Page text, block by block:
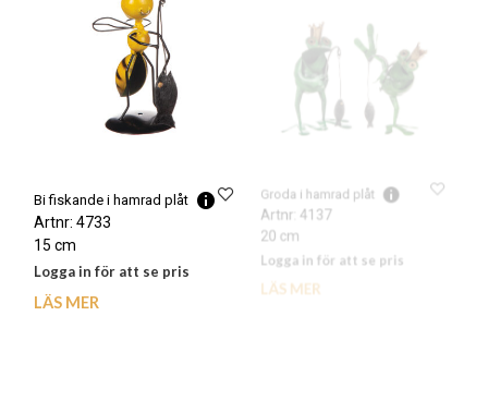
Bi fiskande i hamrad plåt
Artnr: 4733
15 cm
Logga in för att se pris
LÄS MER
Groda i hamrad plåt
Artnr: 4137
20 cm
Logga in för att se pris